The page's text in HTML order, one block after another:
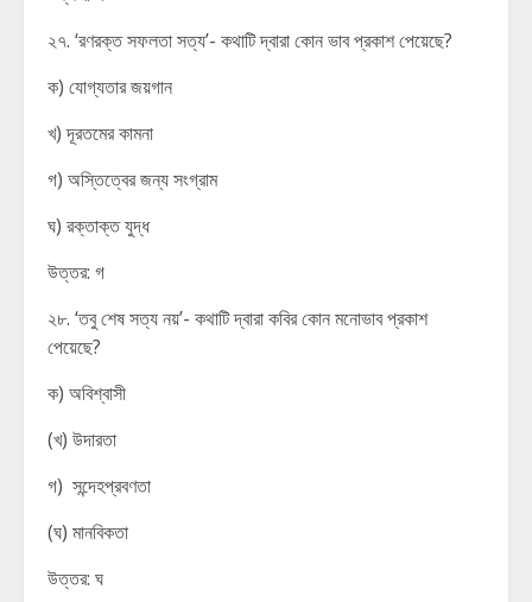
২৭. ‘রণরক্ত সফলতা সত্য’- কথাটি দ্বারা কোন ভাব প্রকাশ পেয়েছে?
ক) যোগ্যতার জয়গান
খ) দূরতমের কামনা
গ) অস্তিত্বের জন্য সংগ্রাম
ঘ) রক্তাক্ত যুদ্ধ
উত্তর: গ
২৮. ‘তবু শেষ সত্য নয়’- কথাটি দ্বারা কবির কোন মনোভাব প্রকাশ
পেয়েছে?
ক) অবিশ্বাসী
(খ) উদারতা
গ) সন্দেহপ্রবণতা
(ঘ) মানবিকতা
উত্তর: ঘ